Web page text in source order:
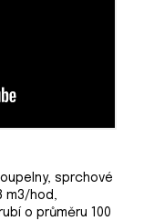
sprchové
m3/hod,
o průměru 100